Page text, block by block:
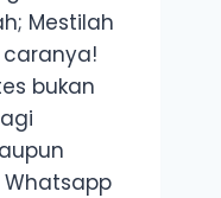
Mestilah
bukan
Whatsapp